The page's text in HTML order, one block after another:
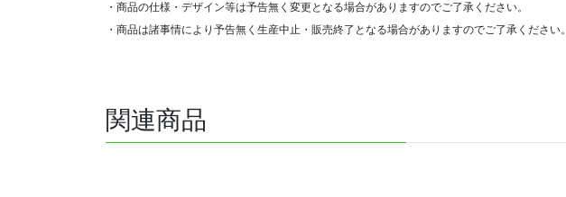
・商品の仕様・デザイン等は予告無く変更となる場合がありますのでご了承ください。
・商品は諸事情により予告無く生産中止・販売終了となる場合がありますのでご了承ください。
関連商品